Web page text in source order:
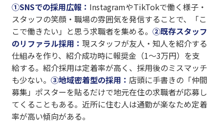
①SNSでの採用広報： InstagramやTikTokで働く様子・
スタッフの笑顔・職場の雰囲気を発信することで、「こ
こで働きたい」と思う求職者を集める。 ②既存スタッフ
のリファラル採用： 現スタッフが友人・知人を紹介する
仕組みを作り、紹介成功時に報奨金（1〜3万円）を支
給する。紹介採用は定着率が高く、採用後のミスマッチ
も少ない。 ③地域密着型の採用： 店頭に手書きの「仲間
募集」ポスターを貼るだけで地元在住の求職者が応募し
てくることもある。近所に住む人は通勤が楽なため定着
率が高い傾向がある。